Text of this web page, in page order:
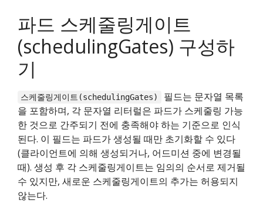
파드 스케줄링게이트
(schedulingGates) 구성하
기
스케줄링게이트(schedulingGates)
필드는 문자열 목록
을 포함하며, 각 문자열 리터럴은 파드가 스케줄링 가능
한 것으로 간주되기 전에 충족해야 하는 기준으로 인식
된다. 이 필드는 파드가 생성될 때만 초기화할 수 있다
(클라이언트에 의해 생성되거나, 어드미션 중에 변경될
때). 생성 후 각 스케줄링게이트는 임의의 순서로 제거될
수 있지만, 새로운 스케줄링게이트의 추가는 허용되지
않는다.